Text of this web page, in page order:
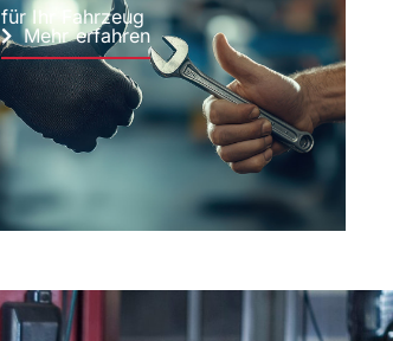
für Ihr Fahrzeug
Mehr erfahren